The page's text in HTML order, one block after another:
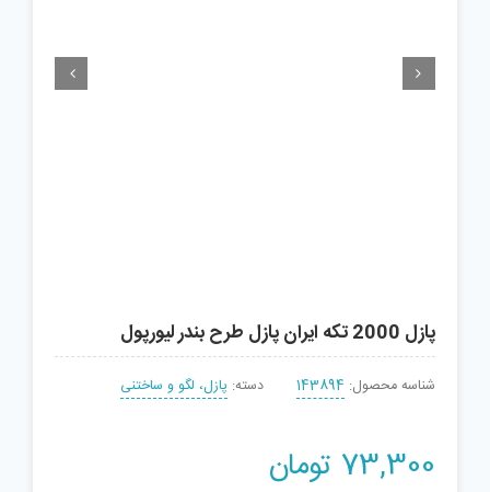
 
پازل 2000 تکه ایران پازل طرح بندر لیورپول
شناسه محصول: 143894 دسته: پازل، لگو و ساختنی
73,300 تومان